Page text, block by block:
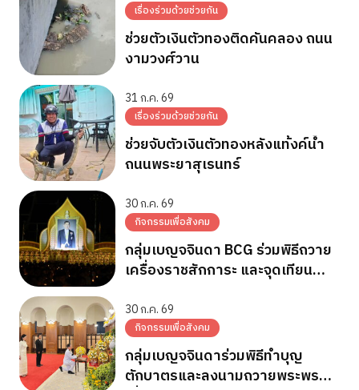
เรื่องร่วมด้วยช่วยกัน
ช่วยตัวเงินตัวทองติดคันคลอง ถนน
งามวงศ์วาน
31 ก.ค. 69
เรื่องร่วมด้วยช่วยกัน
ช่วยจับตัวเงินตัวทองหลังแท้งค์น้ำ
ถนนพระยาสุเรนทร์
30 ก.ค. 69
กิจกรรมเพื่อสังคม
กลุ่มเบญจจินดา BCG ร่วมพิธีถวาย
เครื่องราชสักการะ และจุดเทียน
พระชนมพรรษา 28 ก.ค.2569
30 ก.ค. 69
กิจกรรมเพื่อสังคม
กลุ่มเบญจจินดาร่วมพิธีทำบุญ
ตักบาตรและลงนามถวายพระพร